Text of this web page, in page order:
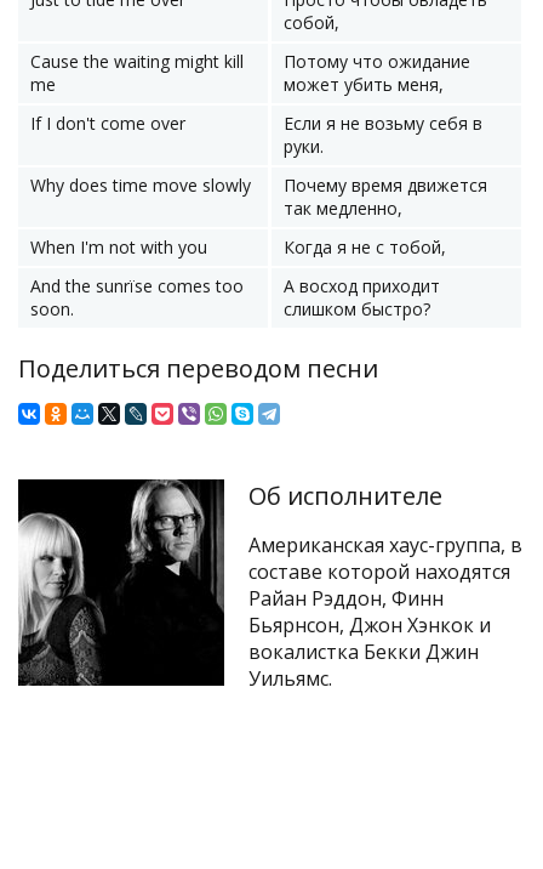
собой,
Cause the waiting might kill
me
Потому что ожидание
может убить меня,
If I don't come over
Если я не возьму себя в
руки.
Why does time move slowly
Почему время движется
так медленно,
When I'm not with you
Когда я не с тобой,
And the sunrïse comes too
soon.
А восход приходит
слишком быстро?
Поделиться переводом песни
Об исполнителе
Американская хаус-группа, в
составе которой находятся
Райан Рэддон, Финн
Бьярнсон, Джон Хэнкок и
вокалистка Бекки Джин
Уильямс.